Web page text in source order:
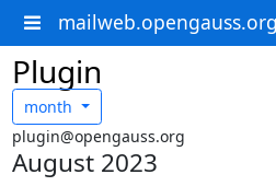
mailweb.opengauss.org
Plugin
month
plugin@opengauss.org
August 2023